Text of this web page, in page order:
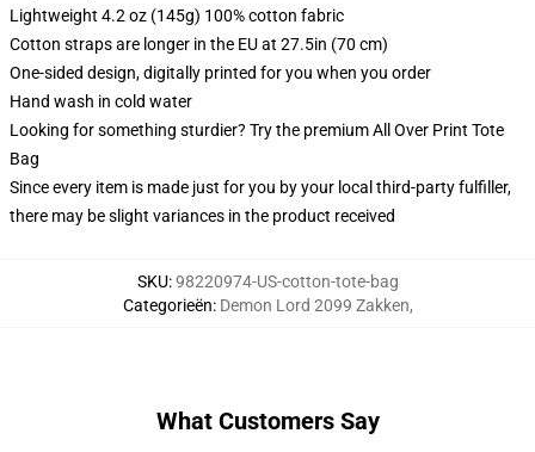
Lightweight 4.2 oz (145g) 100% cotton fabric
Cotton straps are longer in the EU at 27.5in (70 cm)
One-sided design, digitally printed for you when you order
Hand wash in cold water
Looking for something sturdier? Try the premium All Over Print Tote
Bag
Since every item is made just for you by your local third-party fulfiller,
there may be slight variances in the product received
SKU:98220974-US-cotton-tote-bag
Categorieën: Demon Lord 2099 Zakken,
What Customers Say